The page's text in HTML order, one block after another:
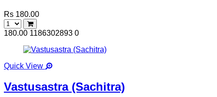
Rs 180.00
180.00 1186302893 0
Quick View
Vastusastra (Sachitra)